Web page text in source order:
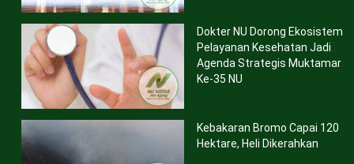
Dokter NU Dorong Ekosistem
Pelayanan Kesehatan Jadi
Agenda Strategis Muktamar
Ke-35 NU
Kebakaran Bromo Capai 120
Hektare, Heli Dikerahkan